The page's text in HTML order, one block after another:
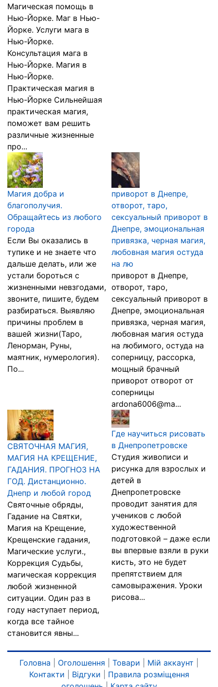
Магическая помощь в
Нью-Йорке. Маг в Нью-
Йорке. Услуги мага в
Нью-Йорке.
Консультация мага в
Нью-Йорке. Магия в
Нью-Йорке.
Практическая магия в
Нью-Йорке Сильнейшая
практическая магия,
поможет вам решить
различные жизненные
про...
Магия добра и
благополучия.
Обращайтесь из любого
города
Если Вы оказались в
тупике и не знаете что
дальше делать, или же
устали бороться с
жизненными невзгодами,
звоните, пишите, будем
разбираться. Выявляю
причины проблем в
вашей жизни(Таро,
Ленорман, Руны,
маятник, нумерология).
По...
приворот в Днепре,
отворот, таро,
сексуальный приворот в
Днепре, эмоциональная
привязка, черная магия,
любовная магия остуда
на лю
приворот в Днепре,
отворот, таро,
сексуальный приворот в
Днепре, эмоциональная
привязка, черная магия,
любовная магия остуда
на любимого, остуда на
соперницу, рассорка,
мощный брачный
приворот отворот от
соперницы
ardona6006@ma...
СВЯТОЧНАЯ МАГИЯ,
МАГИЯ НА КРЕЩЕНИЕ,
ГАДАНИЯ. ПРОГНОЗ НА
ГОД. Дистанционно.
Днепр и любой город
Святочные обряды,
Гадание на Святки,
Магия на Крещение,
Крещенские гадания,
Магические услуги.,
Коррекция Судьбы,
магическая коррекция
любой жизненной
ситуации. Один раз в
году наступает период,
когда все тайное
становится явны...
Где научиться рисовать
в Днепропетровске
Студия живописи и
рисунка для взрослых и
детей в
Днепропетровске
проводит занятия для
учеников с любой
художественной
подготовкой – даже если
вы впервые взяли в руки
кисть, это не будет
препятствием для
самовыражения. Уроки
рисова...
Головна Оголошення Товари Мій аккаунт
Контакти
Відгуки
Правила розміщення